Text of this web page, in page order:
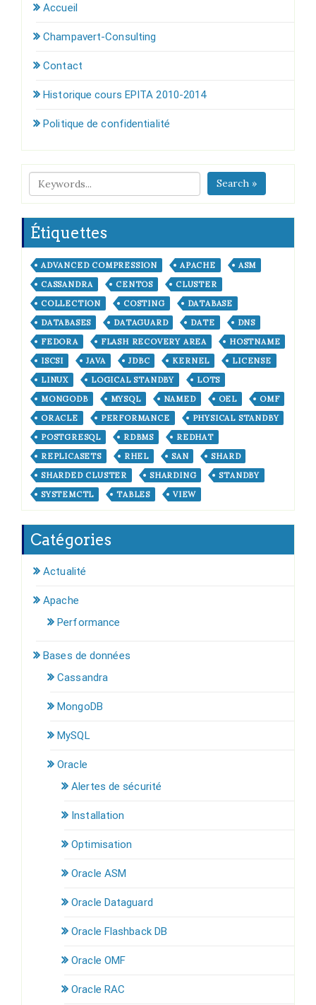
Accueil
Champavert-Consulting
Contact
Historique cours EPITA 2010-2014
Politique de confidentialité
Search »
Étiquettes
ADVANCED COMPRESSION APACHE
ASM
CASSANDRA
CENTOS
CLUSTER
COLLECTION
COSTING
DATABASE
DATABASES
DATAGUARD DATE
DNS
FEDORA
FLASH RECOVERY AREA
HOSTNAME
ISCSI
JAVA JDBC KERNEL
LICENSE
LINUX
LOGICAL STANDBY
LOTS
MONGODB
MYSQL NAMED OEL
OMF
ORACLE
PERFORMANCE
PHYSICAL STANDBY
POSTGRESQL
RDBMS
REDHAT
REPLICASETS
RHEL SAN
SHARD
SHARDED CLUSTER
SHARDING
STANDBY
SYSTEMCTL
TABLES VIEW
Catégories
Actualité
Apache
Performance
Bases de données
Cassandra
MongoDB
MySQL
Oracle
Alertes de sécurité
Installation
Optimisation
Oracle ASM
Oracle Dataguard
Oracle Flashback DB
Oracle OMF
Oracle RAC